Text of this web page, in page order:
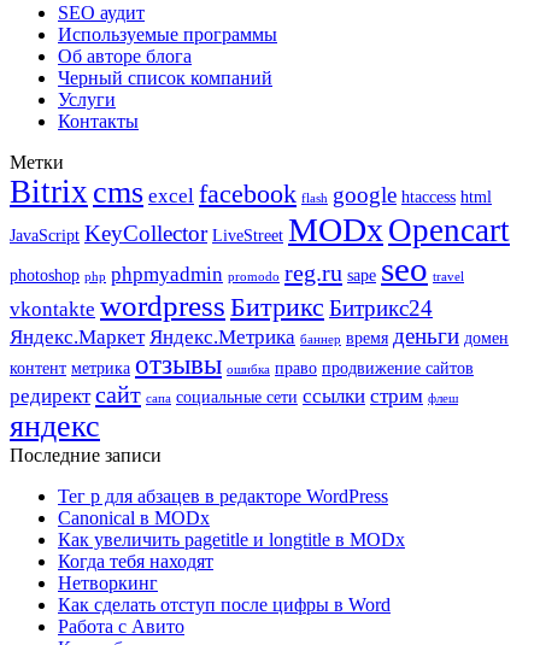
SEO аудит
Используемые программы
Об авторе блога
Черный список компаний
Услуги
Контакты
Метки
Bitrix cms excel facebook flash google htaccess html
JavaScript KeyCollector LiveStreet MODx Opencart
photoshop php phpmyadmin promodo reg.ru sape seo travel
vkontakte wordpress Битрикс Битрикс24
Яндекс.Маркет Яндекс.Метрика баннер время деньги домен
контент метрика отзывы ошибка право продвижение сайтов
редирект сайт сапа социальные сети ссылки стрим флеш
яндекс
Последние записи
Тег p для абзацев в редакторе WordPress
Canonical в MODx
Как увеличить pagetitle и longtitle в MODx
Когда тебя находят
Нетворкинг
Как сделать отступ после цифры в Word
Работа с Авито